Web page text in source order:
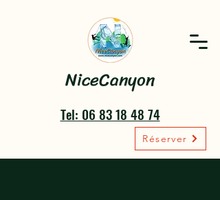
NiceCanyon
Tel: 06 83 18 48 74
Réserver